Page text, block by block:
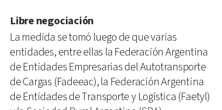
Libre negociación
La medida se tomó luego de que varias
entidades, entre ellas la Federación Argentina
de Entidades Empresarias del Autotransporte
de Cargas (Fadeeac), la Federación Argentina
de Entidades de Transporte y Logística (Faetyl)